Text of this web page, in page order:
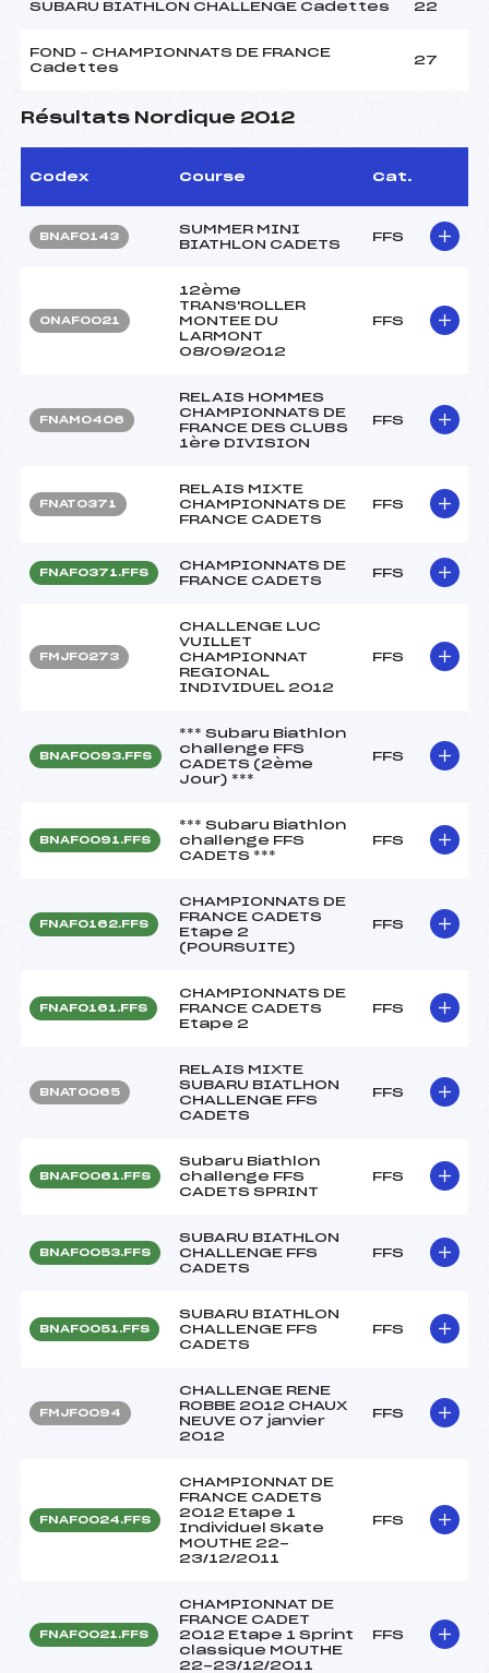
SUBARU BIATHLON CHALLENGE Cadettes 22
FOND – CHAMPIONNATS DE FRANCE
Cadettes
27
Résultats Nordique 2012
Codex Course Cat.
BNAF0143
SUMMER MINI
BIATHLON CADETS
FFS
ONAF0021
12ème
TRANS'ROLLER
MONTEE DU
LARMONT
08/09/2012
FFS
FNAM0406
RELAIS HOMMES
CHAMPIONNATS DE
FRANCE DES CLUBS
1ère DIVISION
FFS
FNAT0371
RELAIS MIXTE
CHAMPIONNATS DE
FRANCE CADETS
FFS
FNAF0371.FFS
CHAMPIONNATS DE
FRANCE CADETS
FFS
FMJF0273
CHALLENGE LUC
VUILLET
CHAMPIONNAT
REGIONAL
INDIVIDUEL 2012
FFS
BNAF0093.FFS
*** Subaru Biathlon
challenge FFS
CADETS (2ème
Jour) ***
FFS
BNAF0091.FFS
*** Subaru Biathlon
challenge FFS
CADETS ***
FFS
FNAF0162.FFS
CHAMPIONNATS DE
FRANCE CADETS
Etape 2
(POURSUITE)
FFS
FNAF0161.FFS
CHAMPIONNATS DE
FRANCE CADETS
Etape 2
FFS
BNAT0065
RELAIS MIXTE
SUBARU BIATLHON
CHALLENGE FFS
CADETS
FFS
BNAF0061.FFS
Subaru Biathlon
challenge FFS
CADETS SPRINT
FFS
BNAF0053.FFS
SUBARU BIATHLON
CHALLENGE FFS
CADETS
FFS
BNAF0051.FFS
SUBARU BIATHLON
CHALLENGE FFS
CADETS
FFS
FMJF0094
CHALLENGE RENE
ROBBE 2012 CHAUX
NEUVE 07 janvier
2012
FFS
FNAF0024.FFS
CHAMPIONNAT DE
FRANCE CADETS
2012 Etape 1
Individuel Skate
MOUTHE 22-
23/12/2011
FFS
FNAF0021.FFS
CHAMPIONNAT DE
FRANCE CADET
2012 Etape 1 Sprint
classique MOUTHE
22-23/12/2011
FFS